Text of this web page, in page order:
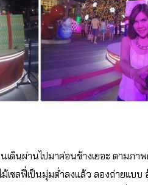
ดินผ่านไปมาค่อนข้างเยอะ ตามภา
เซลฟี่เป็นมุ่มต่ำลงแล้ว ลองถ่ายแบบ